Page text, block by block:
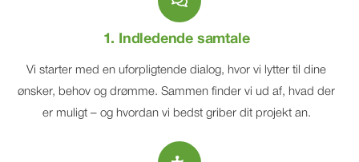
1. Indledende samtale
Vi starter med en uforpligtende dialog, hvor vi lytter til dine
ønsker, behov og drømme. Sammen finder vi ud af, hvad der
er muligt – og hvordan vi bedst griber dit projekt an.